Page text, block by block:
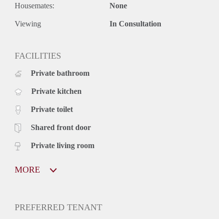
Housemates: None
Viewing In Consultation
FACILITIES
Private bathroom
Private kitchen
Private toilet
Shared front door
Private living room
MORE
PREFERRED TENANT